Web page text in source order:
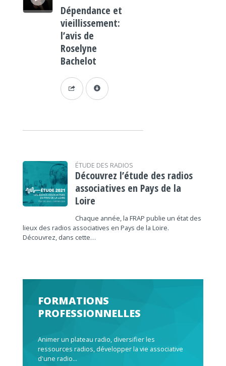
Dépendance et
vieillissement:
l’avis de
Roselyne
Bachelot
ÉTUDE DES RADIOS
Découvrez l’étude des radios
associatives en Pays de la
Loire
Chaque année, la FRAP publie un état des
lieux des radios associatives en Pays de la Loire.
Découvrez, dans cette…
FORMATIONS
PROFESSIONNELLES
Animer un plateau radio, diversifier les
ressources radios, développer la vie associative
d'une radio...